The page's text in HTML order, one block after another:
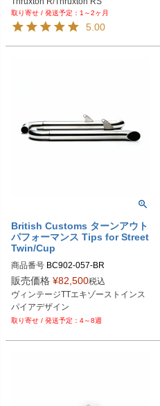
1～2ヶ月
5.00
British Customs ターンアウト
パフォーマンス Tips for Street
Twin/Cup
商品番号 BC902-057-BR
販売価格 ¥82,500税込
ヴィンテージTTエキゾーストインス
パイアデザイン
4～8週